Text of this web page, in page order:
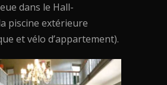
dans le Hall-
piscine extérieure
et vélo d’appartement).